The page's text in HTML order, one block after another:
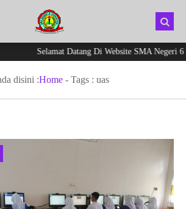
Selamat Datang Di Website SMA Negeri 6
disini :Home - Tags : uas